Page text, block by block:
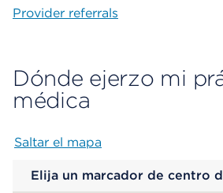
Provider referrals
Dónde ejerzo mi
médica
Saltar el mapa
Elija un marcador de centro